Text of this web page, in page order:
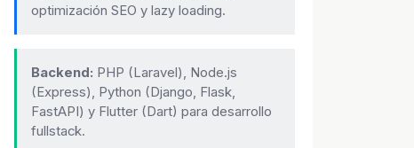
optimización SEO y lazy loading.
Backend: PHP (Laravel), Node.js
(Express), Python (Django, Flask,
FastAPI) y Flutter (Dart) para desarrollo
fullstack.